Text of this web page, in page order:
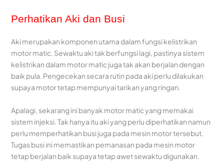
Perhatikan Aki dan Busi
Aki merupakan komponen utama dalam fungsi kelistrikan
motor matic. Sewaktu aki tak berfungsi lagi, pastinya sistem
kelistrikan dalam motor matic juga tak akan berjalan dengan
baik pula. Pengecekan secara rutin pada aki perlu dilakukan
supaya motor tetap mempunyai tarikan yang ringan.
Apalagi, sekarang ini banyak motor matic yang memakai
sistem injeksi. Tak hanya itu aki yang perlu diperhatikan namun
perlu memperhatikan busi juga pada mesin motor tersebut.
Tugas busi ini memastikan pemanasan pada mesin motor
tetap berjalan baik supaya tetap awet sewaktu digunakan.